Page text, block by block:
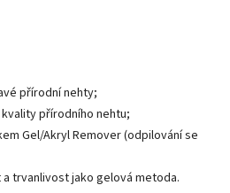
přírodní nehty;
přírodního nehtu;
Gel/Akryl Remover (odpilování se
trvanlivost jako gelová metoda.